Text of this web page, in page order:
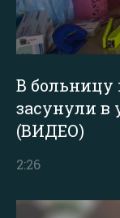
В больницу
засунули в
(ВИДЕО)
2:26